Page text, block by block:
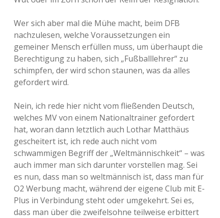
Wer sich aber mal die Mühe macht, beim DFB
nachzulesen, welche Voraussetzungen ein
gemeiner Mensch erfüllen muss, um überhaupt die
Berechtigung zu haben, sich „Fußballlehrer“ zu
schimpfen, der wird schon staunen, was da alles
gefordert wird.
Nein, ich rede hier nicht vom fließenden Deutsch,
welches MV von einem Nationaltrainer gefordert
hat, woran dann letztlich auch Lothar Matthäus
gescheitert ist, ich rede auch nicht vom
schwammigen Begriff der „Weltmännischkeit“ – was
auch immer man sich darunter vorstellen mag. Sei
es nun, dass man so weltmännisch ist, dass man für
O2 Werbung macht, während der eigene Club mit E-
Plus in Verbindung steht oder umgekehrt. Sei es,
dass man über die zweifelsohne teilweise erbittert